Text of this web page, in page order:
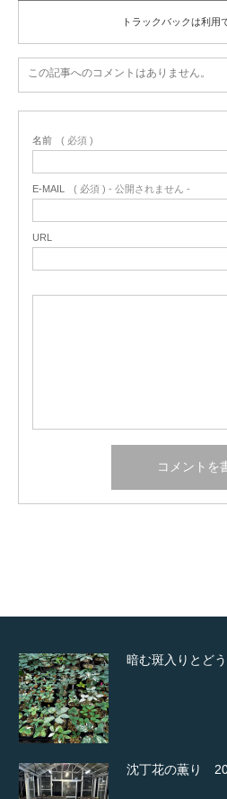
トラックバックは利用
この記事へのコメントはありません。
名前 ( 必須 )
E-MAIL ( 必須 ) - 公開されません -
URL
暗む斑入りとど
沈丁花の薫り